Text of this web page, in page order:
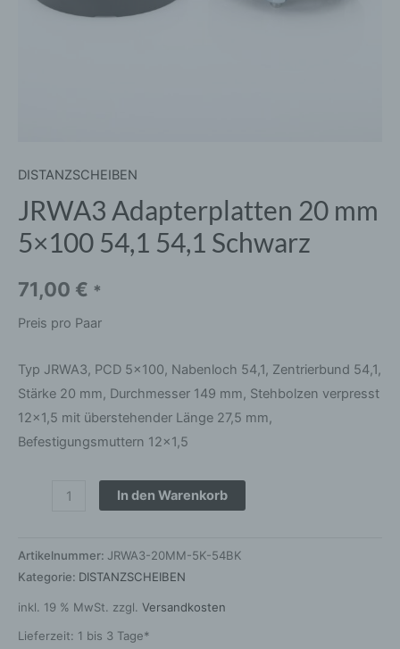
DISTANZSCHEIBEN
JRWA3 Adapterplatten 20 mm
5×100 54,1 54,1 Schwarz
71,00 € *
Preis pro Paar
Typ JRWA3, PCD 5×100, Nabenloch 54,1, Zentrierbund 54,1,
Stärke 20 mm, Durchmesser 149 mm, Stehbolzen verpresst
12×1,5 mit überstehender Länge 27,5 mm,
Befestigungsmuttern 12×1,5
In den Warenkorb
Artikelnummer: JRWA3-20MM-5K-54BK
Kategorie: DISTANZSCHEIBEN
inkl. 19 % MwSt. zzgl. Versandkosten
Lieferzeit: 1 bis 3 Tage*